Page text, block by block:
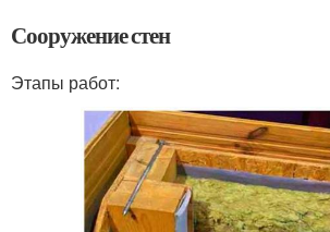
Сооружение стен
Этапы работ: